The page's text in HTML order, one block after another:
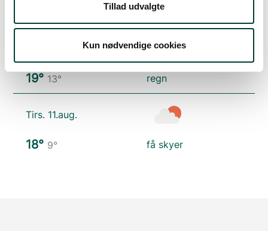
Tillad udvalgte
Kun nødvendige cookies
skydække
19° 13° regn
Tirs. 11.aug.
18° 9° få skyer